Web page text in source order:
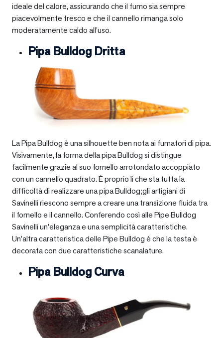
ideale del calore, assicurando che il fumo sia sempre
piacevolmente fresco e che il cannello rimanga solo
moderatamente caldo all’uso.
Pipa Bulldog Dritta
La Pipa Bulldog è una silhouette ben nota ai fumatori di pipa.
Visivamente, la forma della pipa Bulldog si distingue
facilmente grazie al suo fornello arrotondato accoppiato
con un cannello quadrato. È proprio lì che sta tutta la
difficoltà di realizzare una pipa Bulldog;gli artigiani di
Savinelli riescono sempre a creare una transizione fluida tra
il fornello e il cannello. Conferendo così alle Pipe Bulldog
Savinelli un’eleganza e una semplicità caratteristiche.
Un’altra caratteristica delle Pipe Bulldog è che la testa è
decorata con due caratteristiche scanalature.
Pipa Bulldog Curva